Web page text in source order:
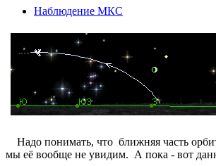
Наблюдение МКС
Надо понимать, что ближняя часть
мы её вообще не увидим. А пока - вот